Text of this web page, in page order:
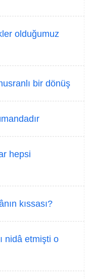
olduğumuz
bir dönüş
hepsi
kıssası?
nidâ etmişti o